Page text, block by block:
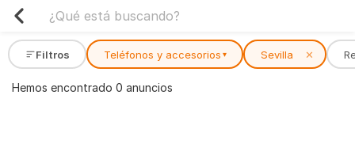
Filtros Teléfonos y accesorios ▾ Sevilla ✕
Hemos encontrado 0 anuncios